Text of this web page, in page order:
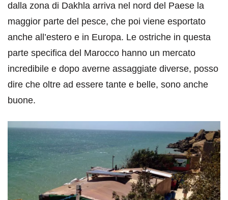
dalla zona di Dakhla arriva nel nord del Paese la
maggior parte del pesce, che poi viene esportato
anche all’estero e in Europa. Le ostriche in questa
parte specifica del Marocco hanno un mercato
incredibile e dopo averne assaggiate diverse, posso
dire che oltre ad essere tante e belle, sono anche
buone.